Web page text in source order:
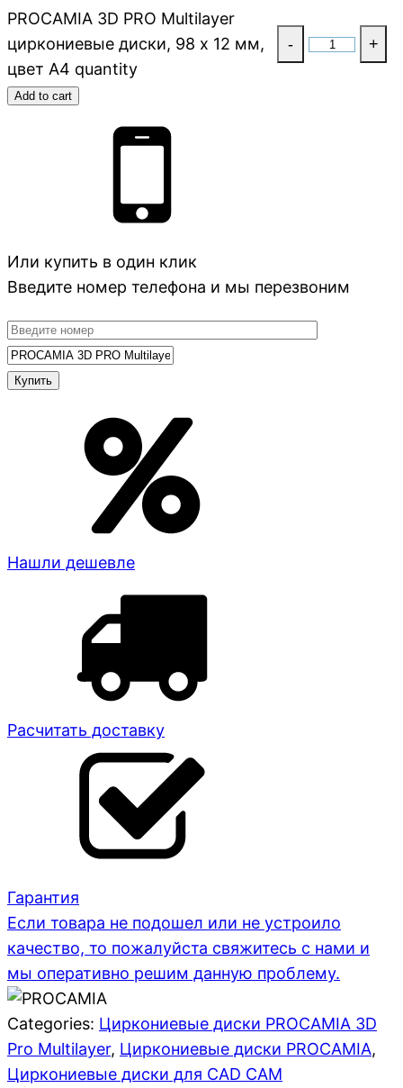
PROCAMIA 3D PRO Multilayer
циркониевые диски, 98 х 12 мм,
цвет A4 quantity
- +
Add to cart
Или купить в один клик
Введите номер телефона и мы перезвоним
Нашли дешевле
Расчитать доставку
Гарантия
Если товара не подошел или не устроило
качество, то пожалуйста свяжитесь с нами и
мы оперативно решим данную проблему.
Categories: Циркониевые диски PROCAMIA 3D
Pro Multilayer, Циркониевые диски PROCAMIA,
Циркониевые диски для CAD CAM